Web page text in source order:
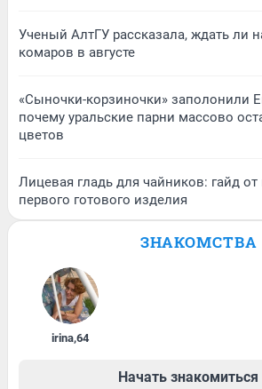
Ученый АлтГУ рассказала, ждать ли
комаров в августе
«Сыночки-корзиночки» заполонили
почему уральские парни массово
цветов
Лицевая гладь для чайников: гайд от
первого готового изделия
ЗНАКОМСТВА
irina,64
Начать знакомиться